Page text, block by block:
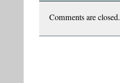
Comments are closed.